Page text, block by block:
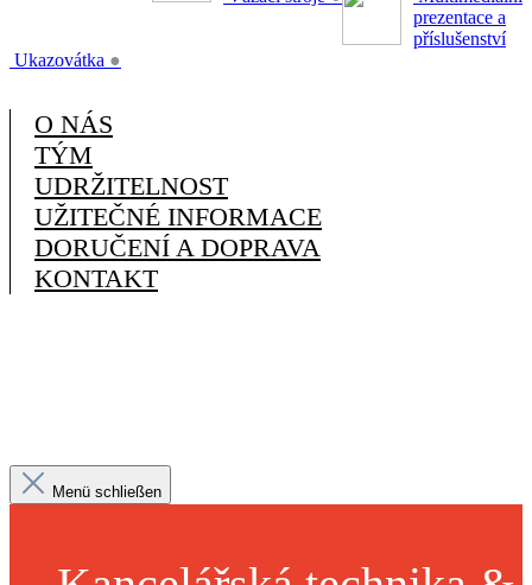
prezentace a
příslušenství
Ukazovátka ●
O NÁS
TÝM
UDRŽITELNOST
UŽITEČNÉ INFORMACE
DORUČENÍ A DOPRAVA
KONTAKT
Menü schließen